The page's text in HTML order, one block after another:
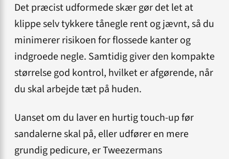
Det præcist udformede skær gør det let at
klippe selv tykkere tånegle rent og jævnt, så du
minimerer risikoen for flossede kanter og
indgroede negle. Samtidig giver den kompakte
størrelse god kontrol, hvilket er afgørende, når
du skal arbejde tæt på huden.
Uanset om du laver en hurtig touch-up før
sandalerne skal på, eller udfører en mere
grundig pedicure, er Tweezermans